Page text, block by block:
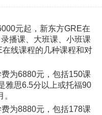
元起，新东方GRE在
播课、大班课、小班课
线课程的几种课程和对
为6880元，包括150课
雅思6.5分以上或托福90
为8880元，包括178课